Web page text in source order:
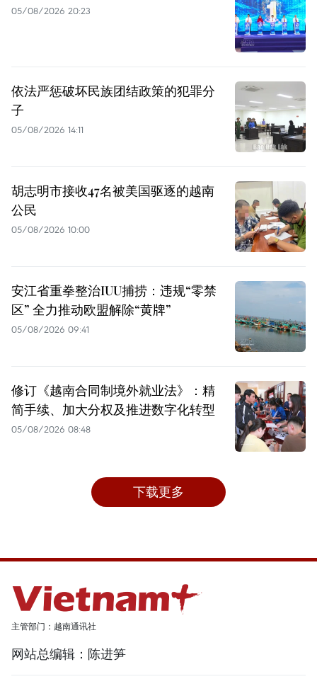
05/08/2026 20:23
依法严惩破坏民族团结政策的犯罪分
子
05/08/2026 14:11
胡志明市接收47名被美国驱逐的越南
公民
05/08/2026 10:00
安江省重拳整治IUU捕捞：违规“零禁
区” 全力推动欧盟解除“黄牌”
05/08/2026 09:41
修订《越南合同制境外就业法》：精
简手续、加大分权及推进数字化转型
05/08/2026 08:48
下载更多
主管部门：越南通讯社
网站总编辑：陈进笋